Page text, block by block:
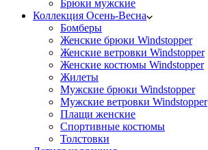
Брюки мужские
Коллекция Осень-Весна
Бомберы
Женские брюки Windstopper
Женские ветровки Windstopper
Женские костюмы Windstopper
Жилеты
Мужские брюки Windstopper
Мужские ветровки Windstopper
Плащи женские
Спортивные костюмы
Толстовки